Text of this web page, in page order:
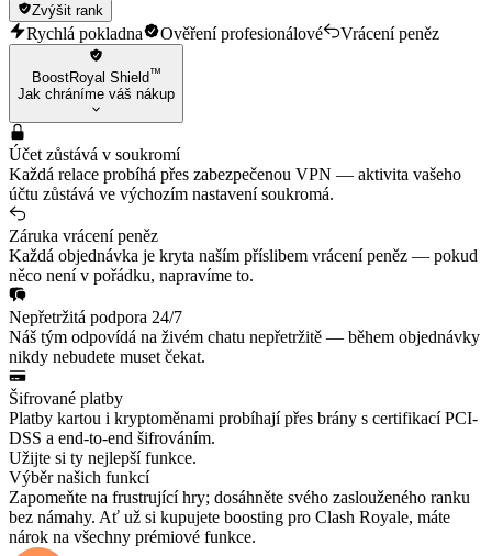
Zvýšit rank
Rychlá pokladna Ověření profesionálové Vrácení peněz
BoostRoyal Shield™
Jak chráníme váš nákup
Účet zůstává v soukromí
Každá relace probíhá přes zabezpečenou VPN — aktivita vašeho
účtu zůstává ve výchozím nastavení soukromá.
Záruka vrácení peněz
Každá objednávka je kryta naším příslibem vrácení peněz — pokud
něco není v pořádku, napravíme to.
Nepřetržitá podpora 24/7
Náš tým odpovídá na živém chatu nepřetržitě — během objednávky
nikdy nebudete muset čekat.
Šifrované platby
Platby kartou i kryptoměnami probíhají přes brány s certifikací PCI-
DSS a end-to-end šifrováním.
Užijte si ty nejlepší funkce.
Výběr našich funkcí
Zapomeňte na frustrující hry; dosáhněte svého zaslouženého ranku
bez námahy. Ať už si kupujete boosting pro Clash Royale, máte
nárok na všechny prémiové funkce.